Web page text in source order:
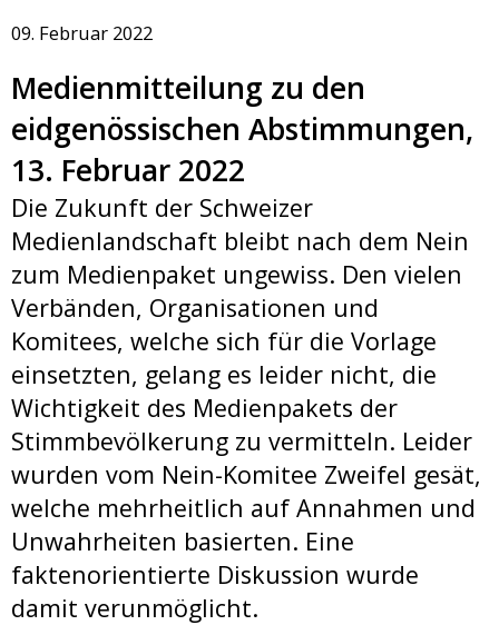
09. Februar 2022
Medienmitteilung zu den
eidgenössischen Abstimmungen,
13. Februar 2022
Die Zukunft der Schweizer
Medienlandschaft bleibt nach dem Nein
zum Medienpaket ungewiss. Den vielen
Verbänden, Organisationen und
Komitees, welche sich für die Vorlage
einsetzten, gelang es leider nicht, die
Wichtigkeit des Medienpakets der
Stimmbevölkerung zu vermitteln. Leider
wurden vom Nein-Komitee Zweifel gesät,
welche mehrheitlich auf Annahmen und
Unwahrheiten basierten. Eine
faktenorientierte Diskussion wurde
damit verunmöglicht.